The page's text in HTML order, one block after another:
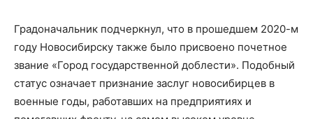
Градоначальник подчеркнул, что в прошедшем 2020-м
году Новосибирску также было присвоено почетное
звание «Город государственной доблести». Подобный
статус означает признание заслуг новосибирцев в
военные годы, работавших на предприятиях и